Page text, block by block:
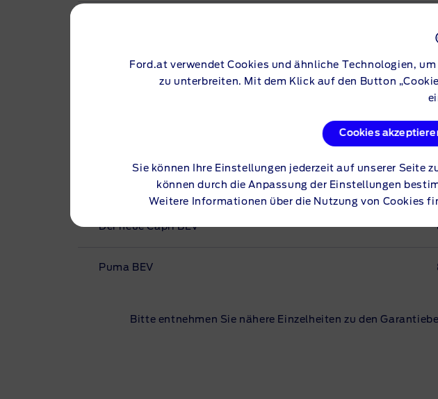
Ford.at verwendet Cookies und ähnliche Technologien,
zu unterbreiten. Mit dem Klick auf den Button
Cookies
Sie können Ihre Einstellungen jederzeit auf unserer Seite
können durch die Anpassung der Einstellungen
Weitere Informationen über die Nutzung von Cookies
Transit Kombi PKW Plug-in-Hybrid
Der neue Explorer BEV
Der neue Capri BEV
Puma BEV
Bitte entnehmen Sie nähere Einzelheiten zu den